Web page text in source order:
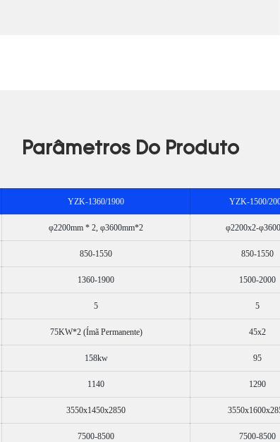
Parâmetros Do Produto
YZK-1360/1900 YZK-1500/
φ2200mm * 2, φ3600mm*2 φ2200x2-
850-1550 850-1550
1360-1900 1500-2000
5 5
75KW*2 (Ímã Permanente) 45x2
158kw 95
1140 1290
3550x1450x2850
7500-8500 7500-8500